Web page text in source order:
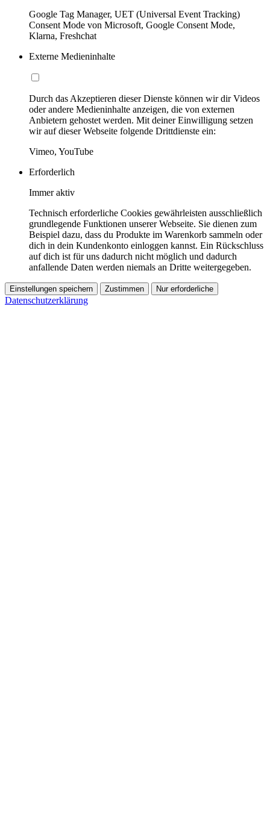
Google Tag Manager, UET (Universal Event Tracking)
Consent Mode von Microsoft, Google Consent Mode,
Klarna, Freshchat
Externe Medieninhalte
Durch das Akzeptieren dieser Dienste können wir dir Videos
oder andere Medieninhalte anzeigen, die von externen
Anbietern gehostet werden. Mit deiner Einwilligung setzen
wir auf dieser Webseite folgende Drittdienste ein:
Vimeo, YouTube
Erforderlich
Immer aktiv
Technisch erforderliche Cookies gewährleisten ausschließlich
grundlegende Funktionen unserer Webseite. Sie dienen zum
Beispiel dazu, dass du Produkte im Warenkorb sammeln oder
dich in dein Kundenkonto einloggen kannst. Ein Rückschluss
auf dich ist für uns dadurch nicht möglich und dadurch
anfallende Daten werden niemals an Dritte weitergegeben.
Einstellungen speichern Zustimmen Nur erforderliche
Datenschutzerklärung